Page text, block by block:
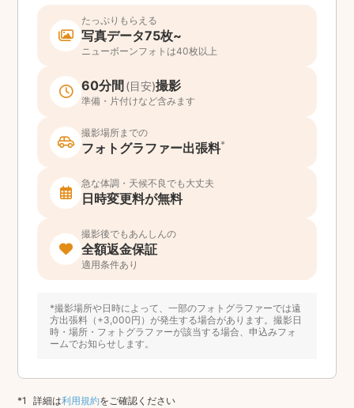
たっぷりもらえる
写真データ75枚~
ニューボーンフォトは40枚以上
60分間 (目安)撮影
準備・片付けなど含みます
撮影場所までの
フォトグラファー出張料*
急な体調・天候不良でも大丈夫
日時変更料が無料
撮影後でもあんしんの
全額返金保証
適用条件あり
*撮影場所や日時によって、一部のフォトグラファーでは遠
方出張料（+3,000円）が発生する場合があります。撮影日
時・場所・フォトグラファーが該当する場合、申込みフォ
ームでお知らせします。
詳細は利用規約をご確認ください